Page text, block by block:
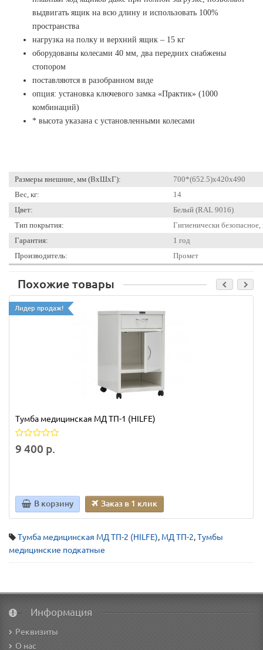
выдвигать ящик на всю длину и использовать 100%
пространства
нагрузка на полку и верхний ящик – 15 кг
оборудованы колесами 40 мм, два передних снабжены
стопором
поставляются в разобранном виде
опция: установка ключевого замка «Практик» (1000
комбинаций)
* высота указана с установленными колесами
Размеры внешние, мм (ВхШхГ):
700*(652.5)x420x490
Вес, кг:
14
Цвет:
Белый (RAL 9016)
Тип покрытия:
Гигиенически
Гарантия:
1 год
Производитель:
Промет
Похожие товары
Лидер продаж!
Тумба медицинская МД ТП-1 (HILFE)
9 400 р.
В корзину Заказ в 1 клик
Тумба медицинская МД ТП-2 (HILFE), МД ТП-2,Тумбы
медицинские подкатные
Информация
Реквизиты
О нас